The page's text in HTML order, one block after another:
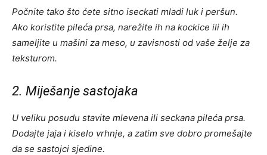
Počnite tako što ćete sitno iseckati mladi luk i peršun.
Ako koristite pileća prsa, narežite ih na kockice ili ih
sameljite u mašini za meso, u zavisnosti od vaše želje za
teksturom.
2. Miješanje sastojaka
U veliku posudu stavite mlevena ili seckana pileća prsa.
Dodajte jaja i kiselo vrhnje, a zatim sve dobro promešajte
da se sastojci sjedine.